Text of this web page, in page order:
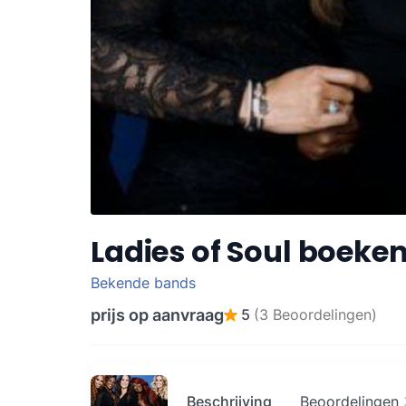
Ladies of Soul
Bekende bands
prijs op aanvraag 5 (3 Beoordelingen)
Beschrijving Beoordelingen